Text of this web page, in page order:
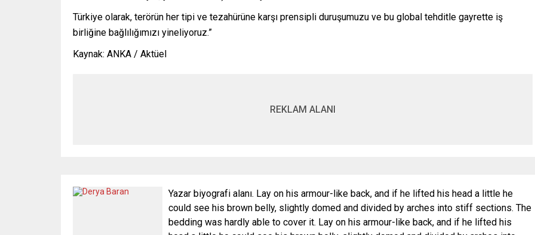
Türkiye olarak, terörün her tipi ve tezahürüne karşı prensipli duruşumuzu ve bu global tehditle gayrette iş
birliğine bağlılığımızı yineliyoruz.”
Kaynak: ANKA / Aktüel
REKLAM ALANI
Yazar biyografi alanı. Lay on his armour-like back, and if he lifted his head a little he
could see his brown belly, slightly domed and divided by arches into stiff sections. The
bedding was hardly able to cover it. Lay on his armour-like back, and if he lifted his